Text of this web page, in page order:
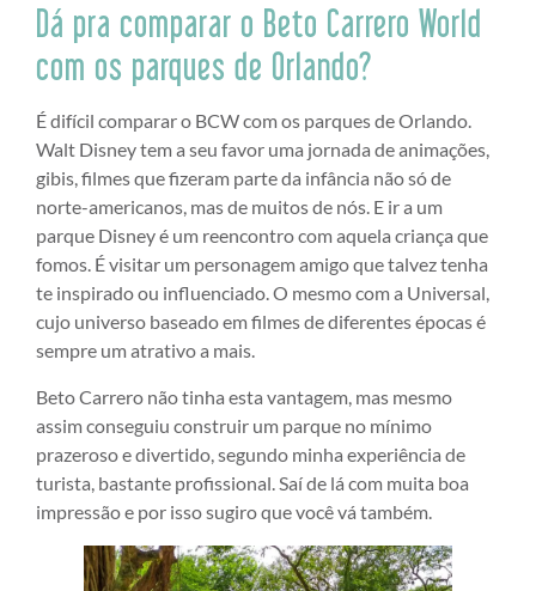
Dá pra comparar o Beto Carrero World
com os parques de Orlando?
É difícil comparar o BCW com os parques de Orlando.
Walt Disney tem a seu favor uma jornada de animações,
gibis, filmes que fizeram parte da infância não só de
norte-americanos, mas de muitos de nós. E ir a um
parque Disney é um reencontro com aquela criança que
fomos. É visitar um personagem amigo que talvez tenha
te inspirado ou influenciado. O mesmo com a Universal,
cujo universo baseado em filmes de diferentes épocas é
sempre um atrativo a mais.
Beto Carrero não tinha esta vantagem, mas mesmo
assim conseguiu construir um parque no mínimo
prazeroso e divertido, segundo minha experiência de
turista, bastante profissional. Saí de lá com muita boa
impressão e por isso sugiro que você vá também.